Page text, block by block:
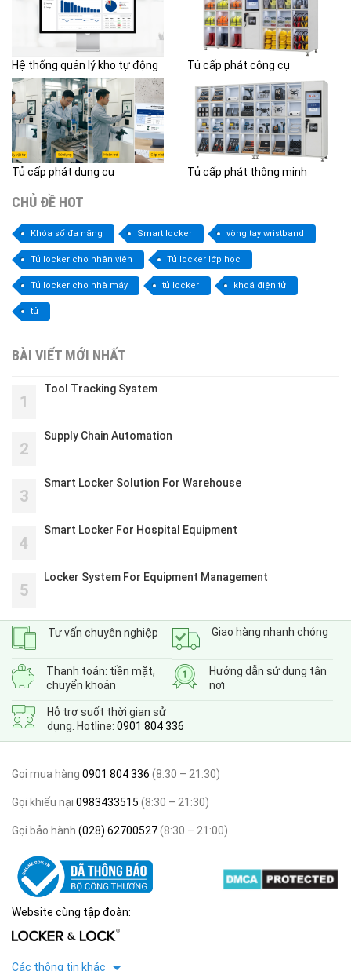
Hệ thống quản lý kho tự động Tủ cấp phát công cụ
Tủ cấp phát dụng cụ Tủ cấp phát thông minh
CHỦ ĐỀ HOT
Khóa số đa năng Smart locker vòng tay wristband
Tủ locker cho nhân viên Tủ locker lớp học
Tủ locker cho nhà máy tủ locker khoá điện tử
tủ
BÀI VIẾT MỚI NHẤT
1
Tool Tracking System
2
Supply Chain Automation
3
Smart Locker Solution For Warehouse
4
Smart Locker For Hospital Equipment
5
Locker System For Equipment Management
Tư vấn chuyên nghiệp Giao hàng nhanh chóng
Thanh toán: tiền mặt,
chuyển khoản
Hướng dẫn sử dụng tận
nơi
Hỗ trợ suốt thời gian sử
dụng. Hotline: 0901 804 336
Gọi mua hàng 0901 804 336 (8:30 – 21:30)
Gọi khiếu nại 0983433515 (8:30 – 21:30)
Gọi bảo hành (028) 62700527(8:30 – 21:00)
Website cùng tập đoàn:
Các thông tin khác